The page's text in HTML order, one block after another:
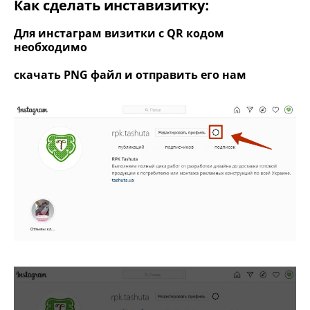
Как сделать инставизитку:
Для инстаграм визитки с QR кодом
необходимо
скачать PNG файл и отправить его нам